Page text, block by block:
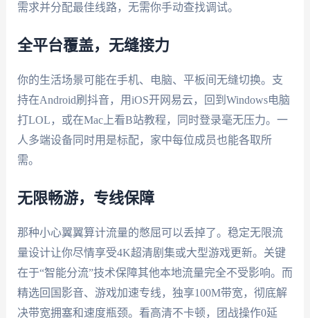
需求并分配最佳线路，无需你手动查找调试。
全平台覆盖，无缝接力
你的生活场景可能在手机、电脑、平板间无缝切换。支
持在Android刷抖音，用iOS开网易云，回到Windows电脑
打LOL，或在Mac上看B站教程，同时登录毫无压力。一
人多端设备同时用是标配，家中每位成员也能各取所
需。
无限畅游，专线保障
那种小心翼翼算计流量的憋屈可以丢掉了。稳定无限流
量设计让你尽情享受4K超清剧集或大型游戏更新。关键
在于“智能分流”技术保障其他本地流量完全不受影响。而
精选回国影音、游戏加速专线，独享100M带宽，彻底解
决带宽拥塞和速度瓶颈。看高清不卡顿，团战操作0延